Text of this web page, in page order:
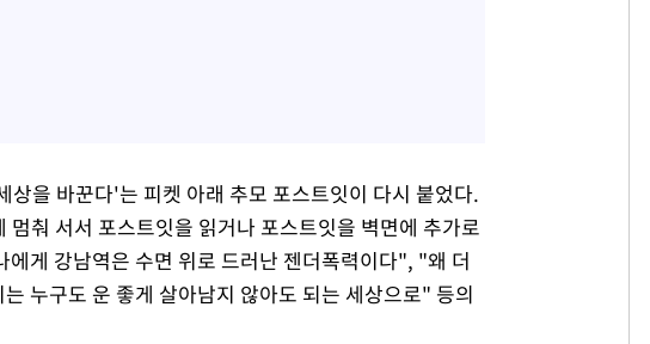
을 바꾼다'는 피켓 아래 추모 포스트잇이 다시 붙었다.
춰 서서 포스트잇을 읽거나 포스트잇을 벽면에 추가로
게 강남역은 수면 위로 드러난 젠더폭력이다", "왜 더
누구도 운 좋게 살아남지 않아도 되는 세상으로" 등의